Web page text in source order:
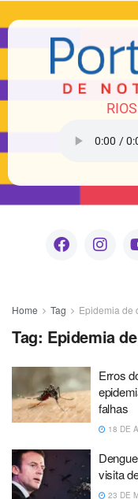
Home Tag Epidemia de
Tag: Epidemia
Erros
falhas
18 DE
visita
23 DE